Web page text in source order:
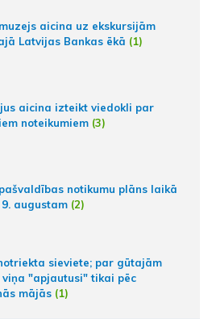
aicina uz ekskursijām
Latvijas Bankas ēkā (1)
aicina izteikt viedokli par
noteikumiem (3)
notikumu plāns laikā
augustam (2)
sieviete; par gūtajām
"apjautusi" tikai pēc
mājās (1)